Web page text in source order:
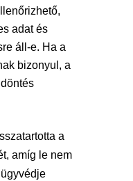
adat és
áll-e. Ha a
bizonyul, a
a
amíg le nem